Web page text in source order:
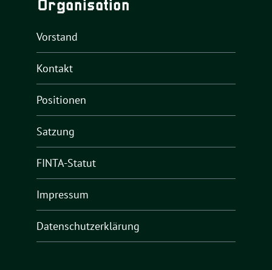
Organisation
Vorstand
Kontakt
Positionen
Satzung
FINTA-Statut
Impressum
Datenschutzerklärung